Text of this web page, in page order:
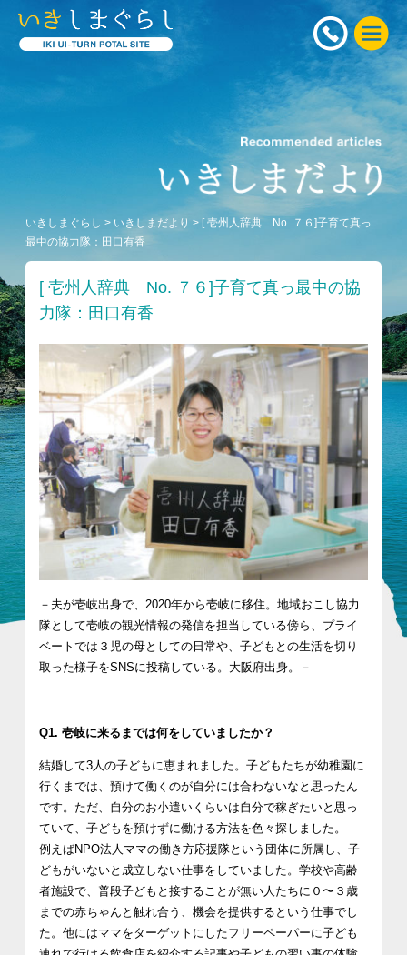
いきしまぐらし > いきしまだより > [ 壱州人辞典 No. ７６]子育て真っ
最中の協力隊：田口有香
[ 壱州人辞典 No. ７６]子育て真っ最中の協
力隊：田口有香
－夫が壱岐出身で、2020年から壱岐に移住。地域おこし協力
隊として壱岐の観光情報の発信を担当している傍ら、プライ
ベートでは３児の母としての日常や、子どもとの生活を切り
取った様子をSNSに投稿している。大阪府出身。－
Q1. 壱岐に来るまでは何をしていましたか？
結婚して3人の子どもに恵まれました。子どもたちが幼稚園に
行くまでは、預けて働くのが自分には合わないなと思ったん
です。ただ、自分のお小遣いくらいは自分で稼ぎたいと思っ
ていて、子どもを預けずに働ける方法を色々探しました。
例えばNPO法人ママの働き方応援隊という団体に所属し、子
どもがいないと成立しない仕事をしていました。学校や高齢
者施設で、普段子どもと接することが無い人たちに０〜３歳
までの赤ちゃんと触れ合う、機会を提供するという仕事でし
た。他にはママをターゲットにしたフリーペーパーに子ども